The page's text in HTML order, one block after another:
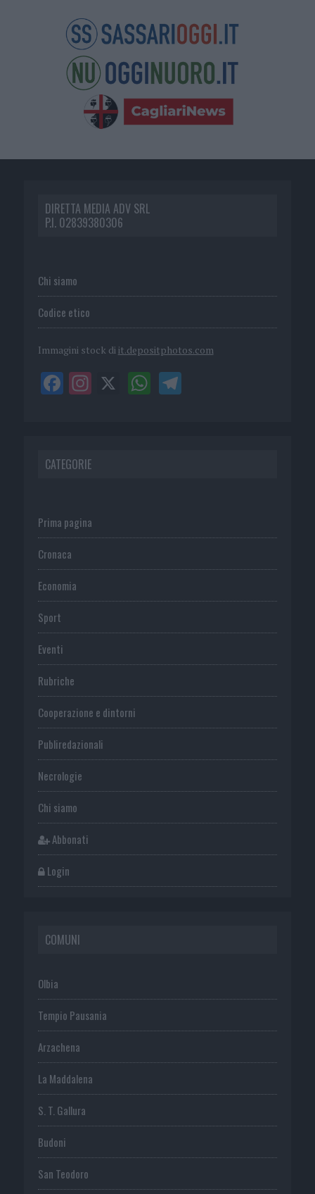
DIRETTA MEDIA ADV SRL
P.I. 02839380306
Chi siamo
Codice etico
Immagini stock di it.depositphotos.com
CATEGORIE
Prima pagina
Cronaca
Economia
Sport
Eventi
Rubriche
Cooperazione e dintorni
Publiredazionali
Necrologie
Chi siamo
Abbonati
Login
COMUNI
Olbia
Tempio Pausania
Arzachena
La Maddalena
S. T. Gallura
Budoni
San Teodoro